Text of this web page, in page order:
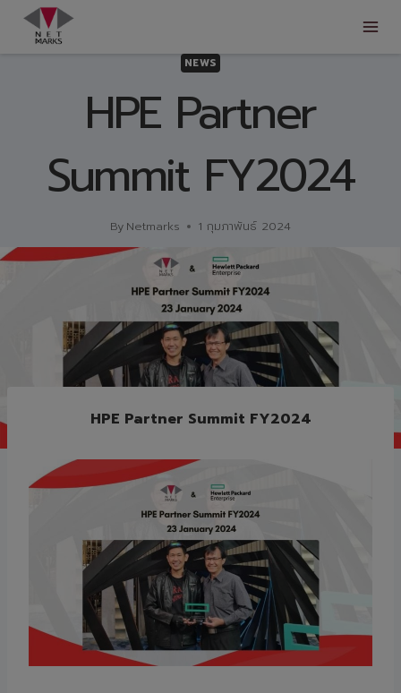
NEWS
HPE Partner
Summit FY2024
By Netmarks 1 กุมภาพันธ์ 2024
HPE Partner Summit FY2024